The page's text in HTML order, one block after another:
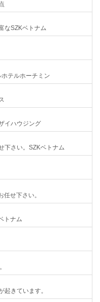
なSZKベトナム
テルホーチミン
イハウジング
下さい。SZKベトナム
せ下さい。
トナム
起きています。